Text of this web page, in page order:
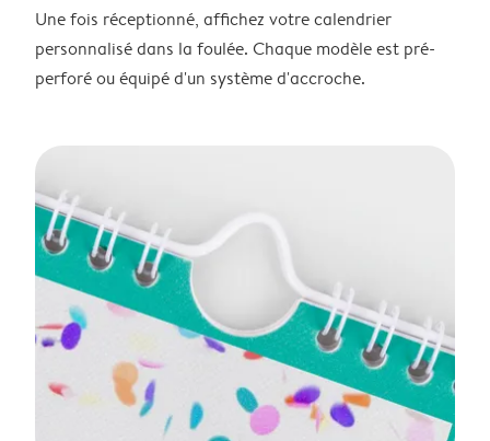
Une fois réceptionné, affichez votre calendrier
personnalisé dans la foulée. Chaque modèle est pré-
perforé ou équipé d'un système d'accroche.